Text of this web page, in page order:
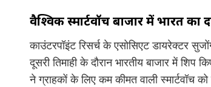
वैश्विक स्मार्टवॉच बाजार में भारत का
काउंटरपॉइंट रिसर्च के एसोसिएट डायरेक्टर
दूसरी तिमाही के दौरान भारतीय बाजार में
ने ग्राहकों के लिए कम कीमत वाली स्मार्टवॉच